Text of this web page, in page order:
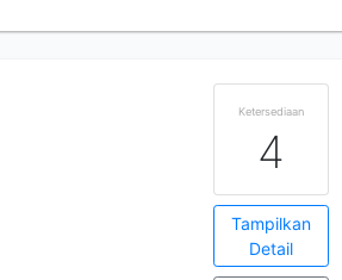
Ketersediaan
4
Tampilkan
Detail